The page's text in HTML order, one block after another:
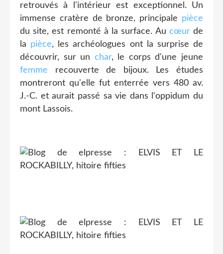
retrouvés à l'intérieur est exceptionnel. Un
immense cratère de bronze, principale pièce
du site, est remonté à la surface. Au cœurde
la pièce, les archéologues ont la surprise de
découvrir, sur un char, le corps d'une jeune
femme recouverte de bijoux. Les études
montreront qu'elle fut enterrée vers 480 av.
J.-C. et aurait passé sa vie dans l'oppidum du
mont Lassois.